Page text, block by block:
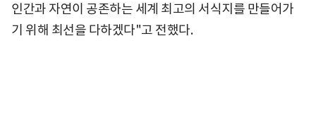
인간과 자연이 공존하는 세계 최고의 서식지를 만들어가
기 위해 최선을 다하겠다"고 전했다.